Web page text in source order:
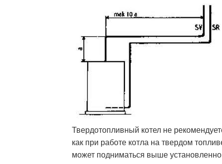
Твердотопливный котел не
как при работе котла на твердом
может подниматься выше